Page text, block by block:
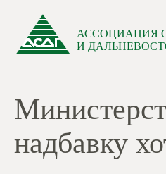
АССОЦИАЦИЯ
И
надбавку